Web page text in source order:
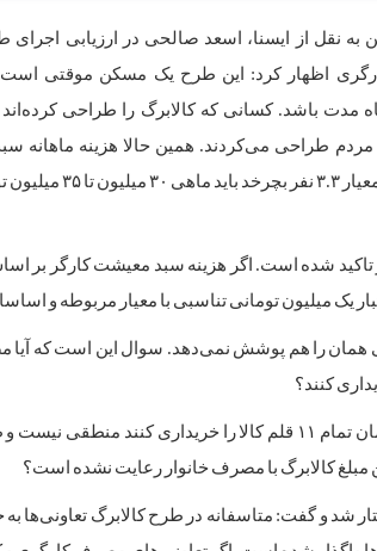
به نقل از ایسنا، اسعد صالحی در ارزیابی اجرای
اظهار کرد: این طرح یک مسکن موقتی است و
مدت باشد. کسانی که کالابرگ را طراحی
میلیون تومان رسیده است و برای
را هم پوشش نمی‌دهد. سوال این است که آیا
وی تاکید کرد: اینکه گفته می‌شود خانوارها می‌توانند با مبلغ یک میلیون تومان تمام ۱۱ قلم
مبلغ کالابرگ با مصرف خانوار رعایت نشده است؟
و گفت: متاسفانه در طرح کالابرگ تعاونی‌ها به